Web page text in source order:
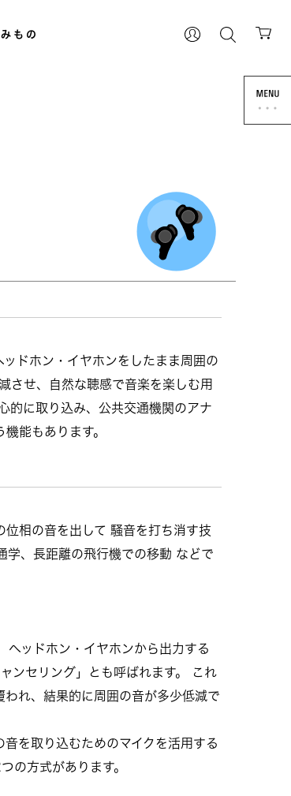
もの
ドホン・イヤホンをしたまま周囲の
させ、自然な聴感で音楽を楽しむ用
的に取り込み、公共交通機関のアナ
能もあります。
相の音を出して 騒音を打ち消す技
学、長距離の飛行機での移動 などで
ヘッドホン・イヤホンから出力する
ンセリング」とも呼ばれます。 これ
れ、結果的に周囲の音が多少低減で
を取り込むためのマイクを活用する
の方式があります。